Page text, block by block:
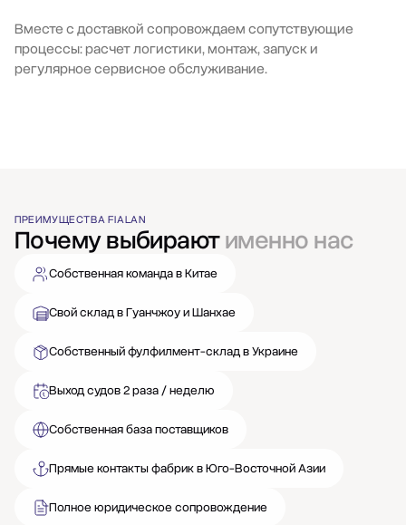
Вместе с доставкой сопровождаем сопутствующие
процессы: расчет логистики, монтаж, запуск и
регулярное сервисное обслуживание.
ПРЕИМУЩЕСТВА FIALAN
Почему выбираютименно нас
Собственная команда в Китае
Свой склад в Гуанчжоу и Шанхае
Собственный фулфилмент-склад в Украине
Выход судов 2 раза / неделю
Собственная база поставщиков
Прямые контакты фабрик в Юго-Восточной Азии
Полное юридическое сопровождение